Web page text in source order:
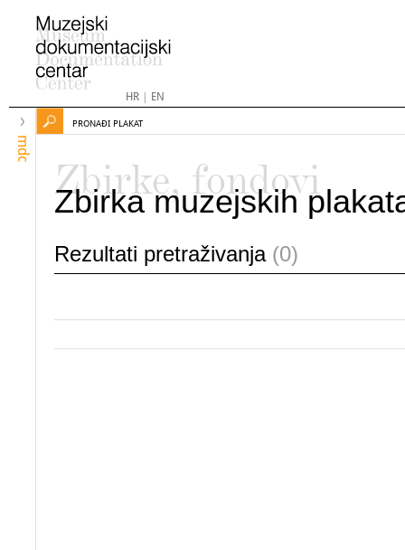
HR| EN
mdc
PRONAĐI PLAKAT
Zbirke, fondovi
Zbirka muzejskih
Rezultati pretraživanja (0)